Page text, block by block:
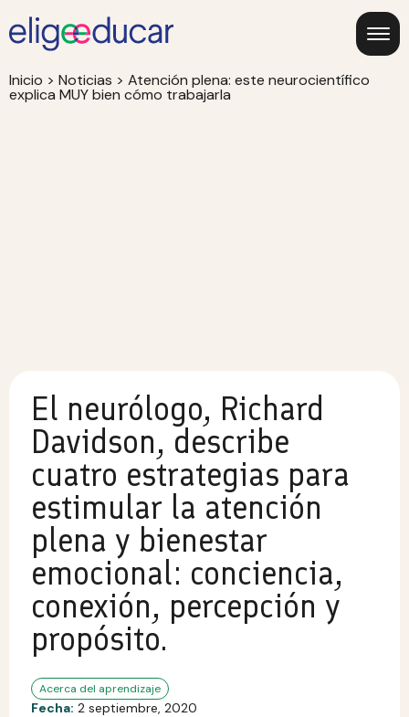
Inicio > Noticias > Atención plena: este neurocientífico
explica MUY bien cómo trabajarla
El neurólogo, Richard
Davidson, describe
cuatro estrategias para
estimular la atención
plena y bienestar
emocional: conciencia,
conexión, percepción y
propósito.
Acerca del aprendizaje
Fecha: 2 septiembre, 2020